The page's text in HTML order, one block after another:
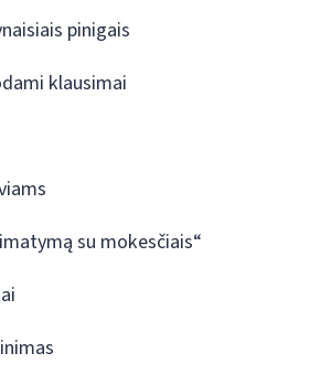
pinigais
klausimai
su mokesčiais“